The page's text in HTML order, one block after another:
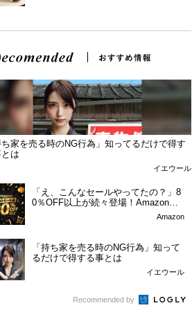
家を売る時のNG行為」知ってるだけで得す
は
イエウール
「え、こんなセールやってたの？」8
0％OFF以上が続々登場！Amazonの
Amazon
「持ち家を売る時のNG行為」知って
るだけで得する事とは
イエウール
Recommended by